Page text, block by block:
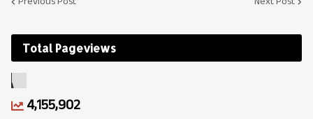
Total Pageviews
4,155,902